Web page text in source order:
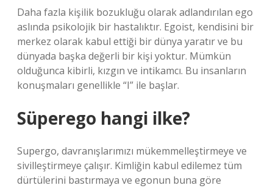
Daha fazla kişilik bozukluğu olarak adlandırılan ego
aslında psikolojik bir hastalıktır. Egoist, kendisini bir
merkez olarak kabul ettiği bir dünya yaratır ve bu
dünyada başka değerli bir kişi yoktur. Mümkün
olduğunca kibirli, kızgın ve intikamcı. Bu insanların
konuşmaları genellikle “I” ile başlar.
Süperego hangi ilke?
Supergo, davranışlarımızı mükemmelleştirmeye ve
sivilleştirmeye çalışır. Kimliğin kabul edilemez tüm
dürtülerini bastırmaya ve egonun buna göre